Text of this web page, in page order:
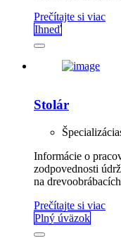
Prečítajte si viac
Ihneď
Stolár
Špecializácia
Informácie o
zodpovednosti
na
Prečítajte si viac
Plný úväzok